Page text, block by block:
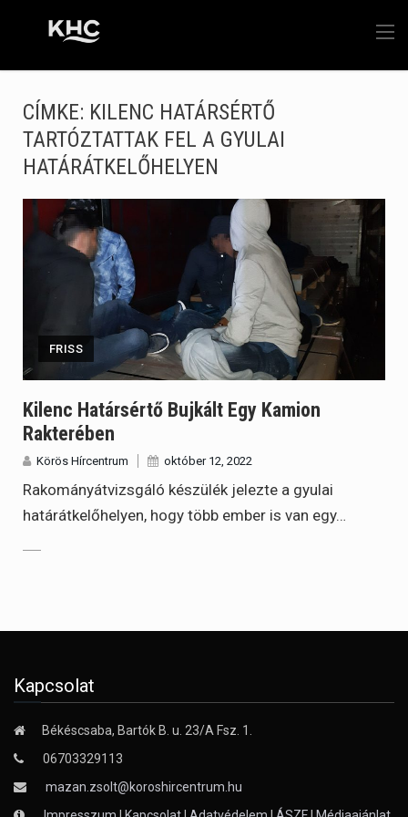
CÍMKE: KILENC HATÁRSÉRTŐ
TARTÓZTATTAK FEL A GYULAI
HATÁRÁTKELŐHELYEN
FRISS
Kilenc Határsértő Bujkált Egy Kamion
Rakterében
Körös Hírcentrum október 12, 2022
Rakományátvizsgáló készülék jelezte a gyulai
határátkelőhelyen, hogy több ember is van egy…
Kapcsolat
Békéscsaba, Bartók B. u. 23/A Fsz. 1.
06703329113
mazan.zsolt@koroshircentrum.hu